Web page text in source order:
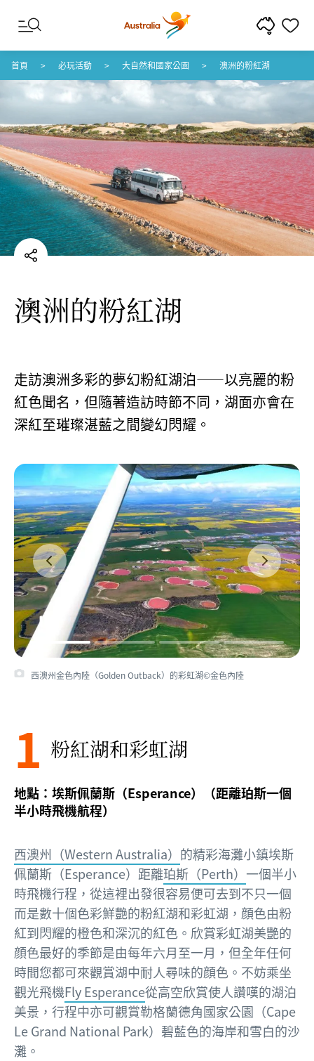
跳至內容
跳至頁尾導覽
首頁 必玩活動 大自然和國家公園 澳洲的粉紅湖
澳洲的粉紅湖
走訪澳洲多彩的夢幻粉紅湖泊——以亮麗的粉
紅色聞名，但隨著造訪時節不同，湖面亦會在
深紅至璀璨湛藍之間變幻閃耀。
西澳州金色內陸（Golden Outback）的彩虹湖©金色內陸
1 粉紅湖和彩虹湖
地點：埃斯佩蘭斯（Esperance）（距離珀斯一個
半小時飛機航程）
西澳州（Western Australia） 的精彩海灘小鎮埃斯
佩蘭斯（Esperance）距離珀斯（Perth） 一個半小
時飛機行程，從這裡出發很容易便可去到不只一個
而是數十個色彩鮮艷的粉紅湖和彩虹湖，顔色由粉
紅到閃耀的橙色和深沉的紅色。欣賞彩虹湖美艷的
顔色最好的季節是由每年六月至一月，但全年任何
時間您都可來觀賞湖中耐人尋味的顔色。不妨乘坐
觀光飛機Fly Esperance從高空欣賞使人讚嘆的湖泊
美景，行程中亦可觀賞勒格蘭德角國家公園（Cape
Le Grand National Park）碧藍色的海岸和雪白的沙
灘。